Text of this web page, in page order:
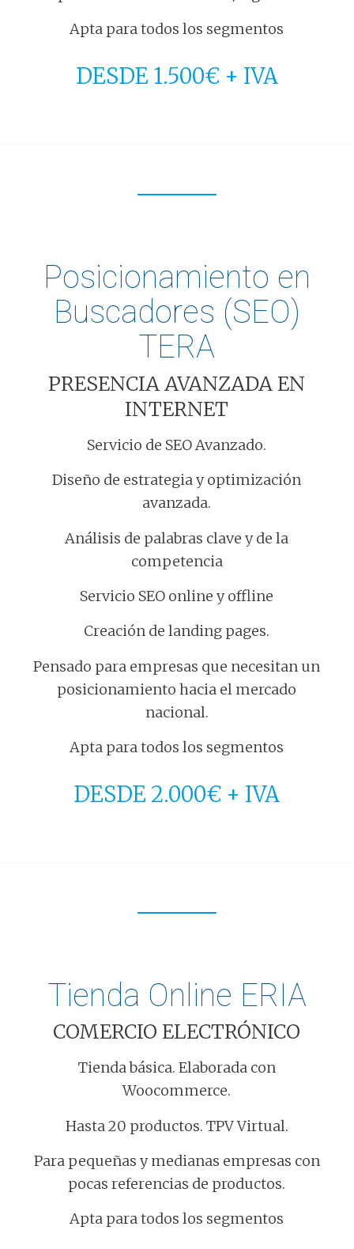
Apta para todos los segmentos
DESDE 1.500€ + IVA
Posicionamiento en
Buscadores (SEO)
TERA
PRESENCIA AVANZADA EN
INTERNET
Servicio de SEO Avanzado.
Diseño de estrategia y optimización
avanzada.
Análisis de palabras clave y de la
competencia
Servicio SEO online y offline
Creación de landing pages.
Pensado para empresas que necesitan un
posicionamiento hacia el mercado
nacional.
Apta para todos los segmentos
DESDE 2.000€ + IVA
Tienda Online ERIA
COMERCIO ELECTRÓNICO
Tienda básica. Elaborada con
Woocommerce.
Hasta 20 productos. TPV Virtual.
Para pequeñas y medianas empresas con
pocas referencias de productos.
Apta para todos los segmentos